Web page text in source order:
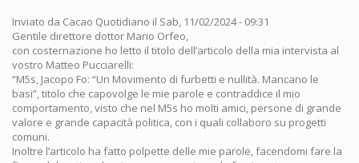
Inviato da Cacao Quotidiano il Sab, 11/02/2024 - 09:31
Gentile direttore dottor Mario Orfeo,
con costernazione ho letto il titolo dell’articolo della mia intervista al
vostro Matteo Pucciarelli:
“M5s, Jacopo Fo: “Un Movimento di furbetti e nullità. Mancano le
basi”, titolo che capovolge le mie parole e contraddice il mio
comportamento, visto che nel M5s ho molti amici, persone di grande
valore e grande capacità politica, con i quali collaboro su progetti
comuni.
Inoltre l’articolo ha fatto polpette delle mie parole, facendomi fare la